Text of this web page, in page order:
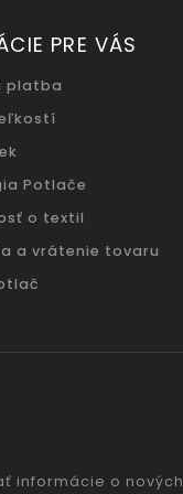
PRE VÁS
platba
Potlače
o textil
a vrátenie tovaru
informácie o nových